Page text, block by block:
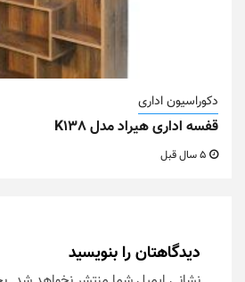
دکوراسیون اداری
قفسه اداری هیراد مدل K138
دیدگاهتان را بنویسید